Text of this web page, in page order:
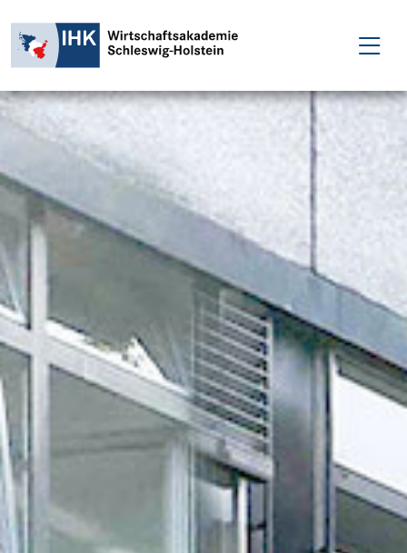
FÜR EINZELPERSONEN
FÜR UNTERNEHMEN
PROJEKTE
WAKADEMIE
NEWS
ÜBER UNS
Finden Sie Ihre Weiterbildung
SUCHEN